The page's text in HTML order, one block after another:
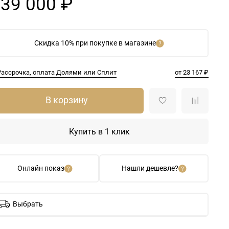
Скидка 10% при покупке в магазине
оплата Долями или Сплит от 23 167 ₽
000 ₽
Онлайн показ Нашли дешевле?
В корзину
Купить в 1 клик
Выбрать